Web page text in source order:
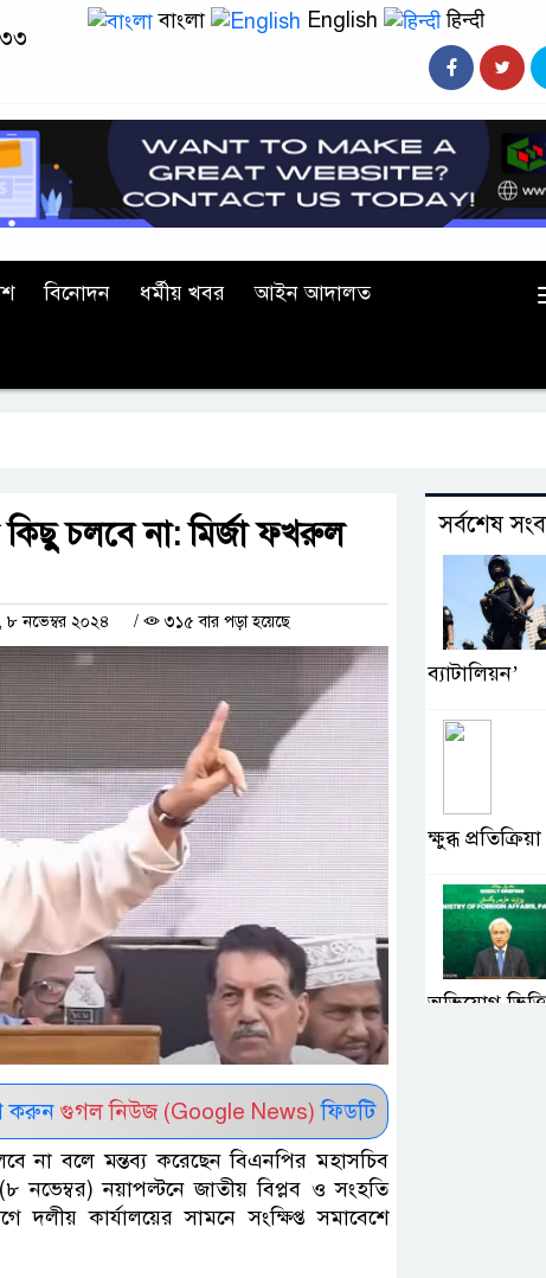
বাংলা English हिन्दी
বিনোদন ধর্মীয় খবর আইন আদালত
কিছু চলবে না: মির্জা ফখরুল
নভেম্বর ২০২৪ / ৩১৫ বার পড়া হয়েছে
করুন গুগল নিউজ (Google News) ফিডটি
না বলে মন্তব্য করেছেন বিএনপির মহাসচিব
নয়াপল্টনে জাতীয় বিপ্লব ও সংহতি
কার্যালয়ের সামনে সংক্ষিপ্ত সমাবেশে
সর্বশেষ
ব্যাটালিয়ন’
ক্ষুব্ধ প্রতিক্রিয়া
অভিযোগ